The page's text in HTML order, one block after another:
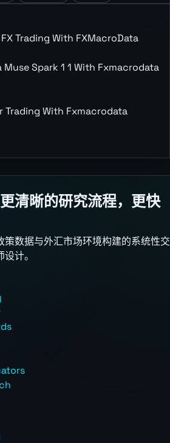
Trading With FXMacroData
Muse Spark 1 1 With Fxmacrodata
Trading With Fxmacrodata
清晰的研究流程，更快
策数据与外汇市场环境构建的系统性交
计。